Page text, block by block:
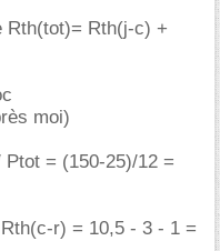
Rth(tot)= Rth(j-c) +
moi)
= (150-25)/12 =
r) = 10,5 - 3 - 1 =